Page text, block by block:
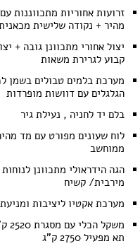
זרועות אחוריות מתכווננות
מהיר + נקודה שלישית
יצול אחורי מתכוונן גובה +
קבוע לגרירת משאות
מערכת בלמים טבולים בשמן
הגלגלים עם דוושות מופרדות
בלם יד לחניה , נעילת גיר
לוח שעונים מפורט עם מד
ממוחשב
הגה הידראולי מתכוונן
מירבית/ קשיח
מערכת אקטיו ליציבות
תא מפעיל 2750 ק"ג